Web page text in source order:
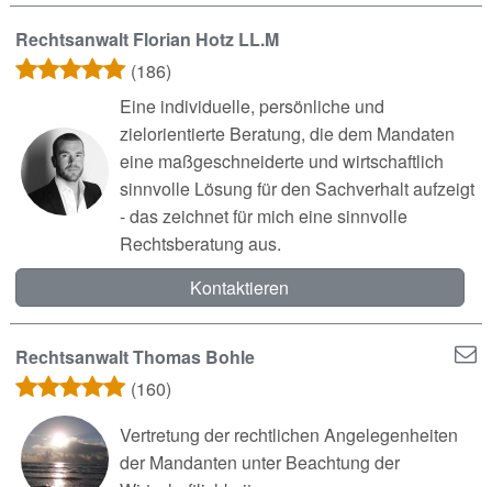
Rechtsanwalt Florian Hotz LL.M
(186)
Eine individuelle, persönliche und
zielorientierte Beratung, die dem Mandaten
eine maßgeschneiderte und wirtschaftlich
sinnvolle Lösung für den Sachverhalt aufzeigt
- das zeichnet für mich eine sinnvolle
Rechtsberatung aus.
Kontaktieren
Rechtsanwalt Thomas Bohle
(160)
Vertretung der rechtlichen Angelegenheiten
der Mandanten unter Beachtung der